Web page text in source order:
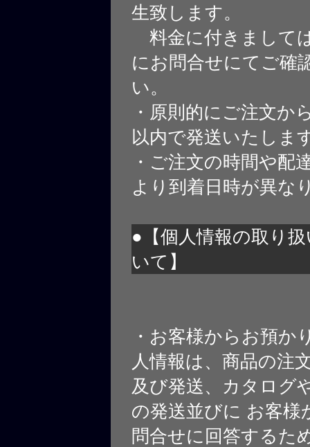
生致します。
料金に付きまして
にお問合せにてご確
い。
・原則的にご注文か
以内で発送いたしま
・ご注文の時間や配
より到着日時が異な
●【個人情報の取り
いて】
・お客様からお預か
人情報は、商品の注
及び発送、カタログ
の発送並びに お客様
問合せに回答するた